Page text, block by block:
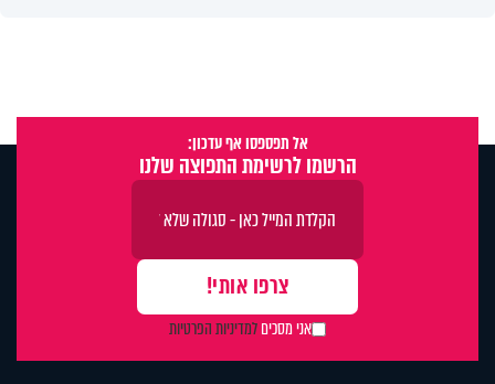
אל תפספסו אף עדכון:
הרשמו לרשימת התפוצה שלנו
אני מסכיםלמדיניות הפרטיות